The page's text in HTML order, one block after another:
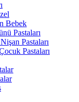
Bebek
Pastaları
Pastaları
Pastaları